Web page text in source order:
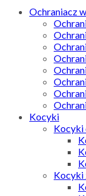
Ochraniacz
Kocyki
Kocyki
Kocyki